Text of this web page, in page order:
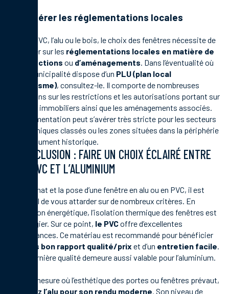
Considérer les réglementations locales
Pour le PVC, l’alu ou le bois, le choix des fenêtres nécessite de
s’attarder sur les réglementations locales en matière de
constructions ou d’aménagements. Dans l’éventualité où
votre municipalité dispose d’un PLU (plan local
d’urbanisme), consultez-le. Il comporte de nombreuses
indications sur les restrictions et les autorisations portant sur
les biens immobiliers ainsi que les aménagements associés.
La réglementation peut s’avérer très stricte pour les secteurs
géographiques classés ou les zones situées dans la périphérie
d’un monument historique.
CONCLUSION : FAIRE UN CHOIX ÉCLAIRÉ ENTRE
LE PVC ET L’ALUMINIUM
Pour l’achat et la pose d’une fenêtre en alu ou en PVC, il est
essentiel de vous attarder sur de nombreux critères. En
rénovation énergétique, l’isolation thermique des fenêtres est
à privilégier. Sur ce point, le PVCoffre d’excellentes
performances. Ce matériau est recommandé pour bénéficier
très bon rapport qualité/prix et d’un entretien facile.
Cette dernière qualité demeure aussi valable pour l’aluminium.
Dans la mesure où l’esthétique des portes ou fenêtres prévaut,
préférez l’alu pour son rendu moderne. Son niveau de